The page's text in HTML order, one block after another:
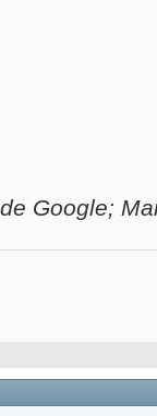
Google;